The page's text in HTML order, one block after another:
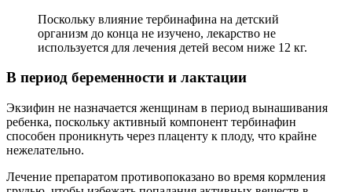
Поскольку влияние тербинафина на детский
организм до конца не изучено, лекарство не
используется для лечения детей весом ниже 12 кг.
В период беременности и лактации
Экзифин не назначается женщинам в период вынашивания
ребенка, поскольку активный компонент тербинафин
способен проникнуть через плаценту к плоду, что крайне
нежелательно.
Лечение препаратом противопоказано во время кормления